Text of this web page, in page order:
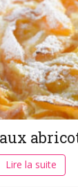
Lire la suite